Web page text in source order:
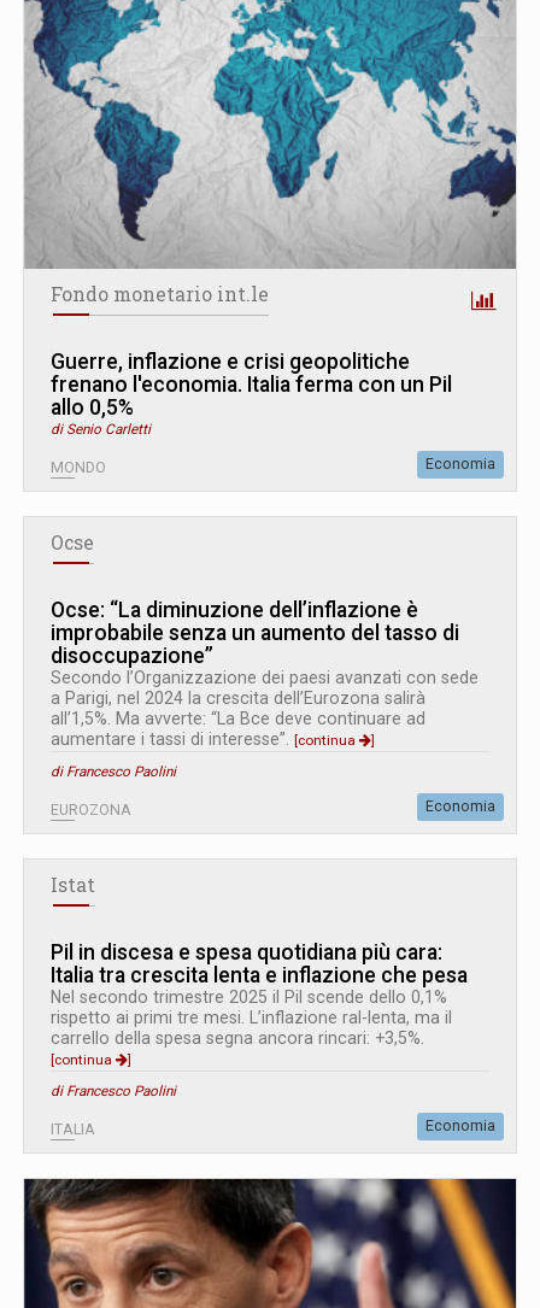
Fondo monetario int.le
Guerre, inflazione e crisi geopolitiche
frenano l'economia. Italia ferma con un Pil
allo 0,5%
di Senio Carletti
MONDO Economia
Ocse
Ocse: “La diminuzione dell’inflazione è
improbabile senza un aumento del tasso di
disoccupazione”
Secondo l’Organizzazione dei paesi avanzati con sede
a Parigi, nel 2024 la crescita dell’Eurozona salirà
all’1,5%. Ma avverte: “La Bce deve continuare ad
aumentare i tassi di interesse”. [continua
]
di Francesco Paolini
EUROZONA Economia
Istat
Pil in discesa e spesa quotidiana più cara:
Italia tra crescita lenta e inflazione che pesa
Nel secondo trimestre 2025 il Pil scende dello 0,1%
rispetto ai primi tre mesi. L’inflazione ral-lenta, ma il
carrello della spesa segna ancora rincari: +3,5%.
[continua
]
di Francesco Paolini
ITALIA Economia